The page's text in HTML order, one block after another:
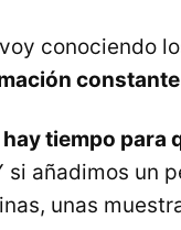
conociendo
tiempo para
añadimos un
unas